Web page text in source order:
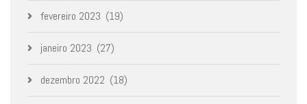
fevereiro 2023 (19)
janeiro 2023 (27)
dezembro 2022 (18)